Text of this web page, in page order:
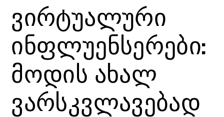
ვირტუალური
ინფლუენსერები:
მოდის ახალ
ვარსკვლავებად